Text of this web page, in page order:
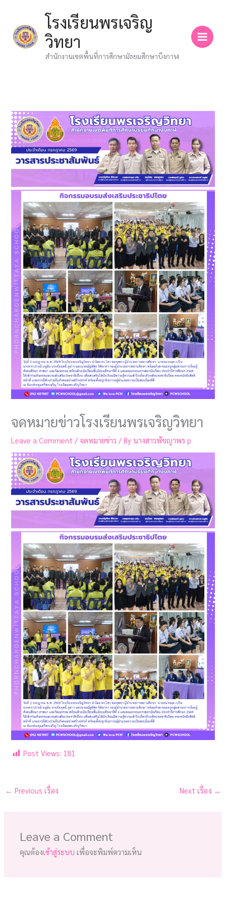
content
โรงเรียนพรเจริญ
วิทยา
สำนักงานเขตพื้นที่การศึกษามัธยมศึกษาบึงกาฬ
จดหมายข่าวโรงเรียนพรเจริญวิทยา
Leave a Comment / จดหมายข่าว / Byนางสาวพัชญาพร p
Post Views: 181
← Previous เรื่อง Next เรื่อง →
Leave a Comment
คุณต้องเข้าสู่ระบบ เพื่อจะพิมพ์ความเห็น